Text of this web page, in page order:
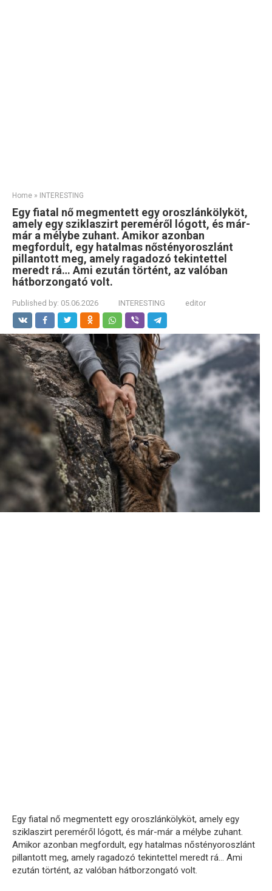
Home » INTERESTING
Egy fiatal nő megmentett egy oroszlánkölyköt,
amely egy sziklaszirt pereméről lógott, és már-
már a mélybe zuhant. Amikor azonban
megfordult, egy hatalmas nőstényoroszlánt
pillantott meg, amely ragadozó tekintettel
meredt rá… Ami ezután történt, az valóban
hátborzongató volt.
Published by: 05.06.2026 INTERESTING editor
Egy fiatal nő megmentett egy oroszlánkölyköt, amely egy
sziklaszirt pereméről lógott, és már-már a mélybe zuhant.
Amikor azonban megfordult, egy hatalmas nőstényoroszlánt
pillantott meg, amely ragadozó tekintettel meredt rá… Ami
ezután történt, az valóban hátborzongató volt.